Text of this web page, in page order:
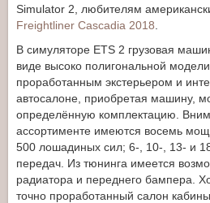
Simulator 2, любителям
Freightliner Cascadia 2018
В симуляторе ETS 2 грузовая
виде высоко полигональной
проработанным экстерьером и
автосалоне, приобретая машину,
определённую комплектацию.
ассортименте имеются восемь
500 лошадиных сил; 6-, 10-, 13- и
передач. Из тюнинга имеется
радиатора и переднего бампера.
точно проработанный салон